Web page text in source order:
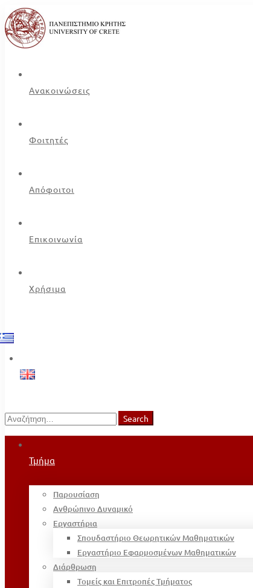
Ανακοινώσεις
Φοιτητές
Απόφοιτοι
Επικοινωνία
Χρήσιμα
Search
for:
Search
Τμήμα
Παρουσίαση
Ανθρώπινο Δυναμικό
Εργαστήρια
Σπουδαστήριο Θεωρητικών Μαθηματικών
Εργαστήριο Εφαρμοσμένων Μαθηματικών
Διάρθρωση
Τομείς και Επιτροπές Τμήματος